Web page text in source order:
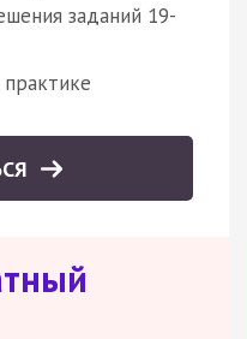
заданий 19-